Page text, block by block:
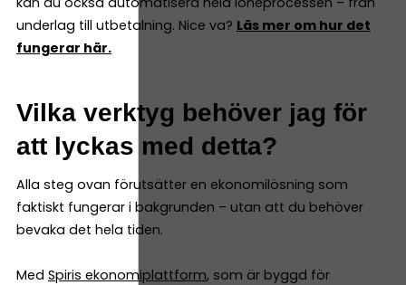
underlag till utbetalning. Nice va? Läs mer om hur det
fungerar här.
Vilka verktyg behöver jag för
att lyckas med detta?
Alla steg ovan förutsätter en ekonomilösning som
faktiskt fungerar i bakgrunden – utan att du behöver
bevaka det hela tiden.
Med Spiris ekonomiplattform, som är byggd för